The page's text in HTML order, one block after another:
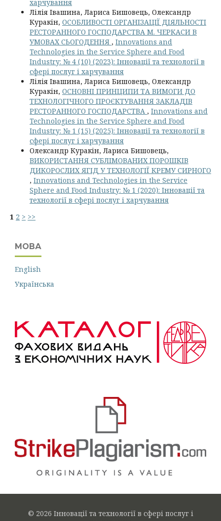
харчування
Лілія Івашина, Лариса Бишовець, Олександр
Куракін, ОСОБЛИВОСТІ ОРГАНІЗАЦІЇ ДІЯЛЬНОСТІ
РЕСТОРАННОГО ГОСПОДАРСТВА М. ЧЕРКАСИ В
УМОВАХ СЬОГОДЕННЯ , Innovations and
Technologies in the Service Sphere and Food
Industry: № 4 (10) (2023): Інновації та технології в
сфері послуг і харчування
Лілія Івашина, Лариса Бишовець, Олександр
Куракін, ОСНОВНІ ПРИНЦИПИ ТА ВИМОГИ ДО
ТЕХНОЛОГІЧНОГО ПРОЄКТУВАННЯ ЗАКЛАДІВ
РЕСТОРАННОГО ГОСПОДАРСТВА , Innovations and
Technologies in the Service Sphere and Food
Industry: № 1 (15) (2025): Інновації та технології в
сфері послуг і харчування
Олександр Куракін, Лариса Бишовець,
ВИКОРИСТАННЯ СУБЛІМОВАНИХ ПОРОШКІВ
ДИКОРОСЛИХ ЯГІД У ТЕХНОЛОГІЇ КРЕМУ СИРНОГО
, Innovations and Technologies in the Service
Sphere and Food Industry: № 1 (2020): Інновації та
технології в сфері послуг і харчування
1 2 > >>
МОВА
English
Українська
© 2026 Інновації та технології в сфері послуг і